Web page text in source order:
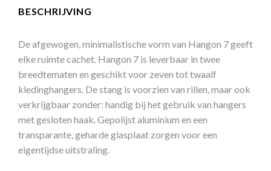
BESCHRIJVING
De afgewogen, minimalistische vorm van Hangon 7 geeft
elke ruimte cachet. Hangon 7 is leverbaar in twee
breedtematen en geschikt voor zeven tot twaalf
kledinghangers. De stang is voorzien van rillen, maar ook
verkrijgbaar zonder: handig bij het gebruik van hangers
met gesloten haak. Gepolijst aluminium en een
transparante, geharde glasplaat zorgen voor een
eigentijdse uitstraling.